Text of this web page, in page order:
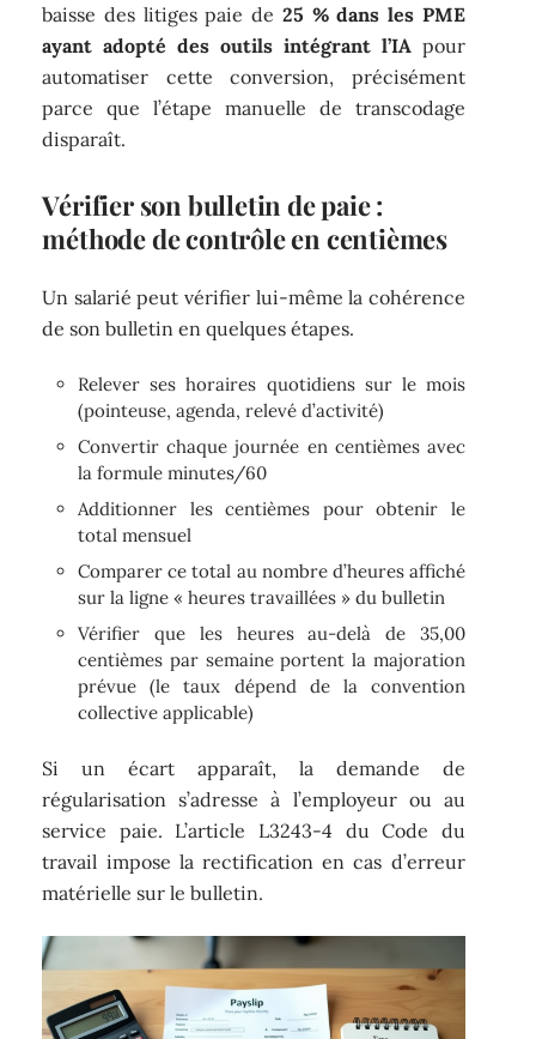
baisse des litiges paie de 25 % dans les PME
ayant adopté des outils intégrant l’IApour
automatiser cette conversion, précisément
parce que l’étape manuelle de transcodage
disparaît.
Vérifier son bulletin de paie :
méthode de contrôle en centièmes
Un salarié peut vérifier lui-même la cohérence
de son bulletin en quelques étapes.
Relever ses horaires quotidiens sur le mois
(pointeuse, agenda, relevé d’activité)
Convertir chaque journée en centièmes avec
la formule minutes/60
Additionner les centièmes pour obtenir le
total mensuel
Comparer ce total au nombre d’heures affiché
sur la ligne « heures travaillées » du bulletin
Vérifier que les heures au-delà de 35,00
centièmes par semaine portent la majoration
prévue (le taux dépend de la convention
collective applicable)
Si un écart apparaît, la demande de
régularisation s’adresse à l’employeur ou au
service paie. L’article L3243-4 du Code du
travail impose la rectification en cas d’erreur
matérielle sur le bulletin.